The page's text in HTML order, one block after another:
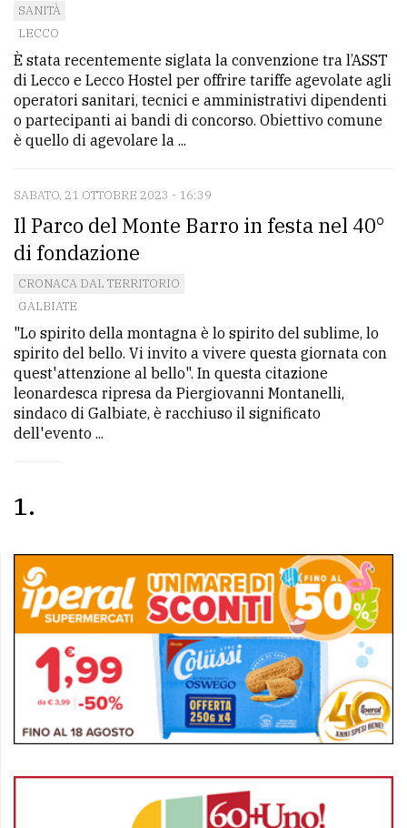
Ricerca
avanzata
LE
ALTRE
TESTATE
PRIVACY
policy
Cookie
policy
SANITÀ
LECCO
È stata recentemente siglata la convenzione tra l’ASST
di Lecco e Lecco Hostel per offrire tariffe agevolate agli
operatori sanitari, tecnici e amministrativi dipendenti
o partecipanti ai bandi di concorso. Obiettivo comune
è quello di agevolare la ...
SABATO, 21 OTTOBRE 2023 - 16:39
Il Parco del Monte Barro in festa nel 40°
di fondazione
CRONACA DAL TERRITORIO
GALBIATE
"Lo spirito della montagna è lo spirito del sublime, lo
spirito del bello. Vi invito a vivere questa giornata con
quest'attenzione al bello". In questa citazione
leonardesca ripresa da Piergiovanni Montanelli,
sindaco di Galbiate, è racchiuso il significato
dell'evento ...
1